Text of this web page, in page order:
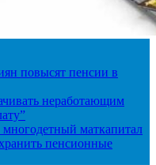
повысят пенсии в
неработающим
маткапитал
пенсионные